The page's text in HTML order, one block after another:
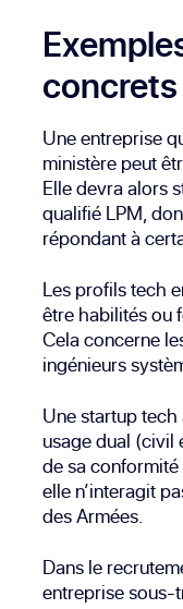
concrets
Une entreprise
ministère peut
Elle devra alors
qualifié LPM,
répondant à
Les profils tech
être habilités ou
Cela concerne
ingénieurs
Une startup
usage dual (civil
de sa conformité
elle n’interagit
des Armées.
Dans le
entreprise sous-